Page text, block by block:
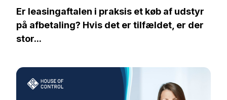
Er leasingaftalen i praksis et køb af udstyr
på afbetaling? Hvis det er tilfældet, er der
stor...